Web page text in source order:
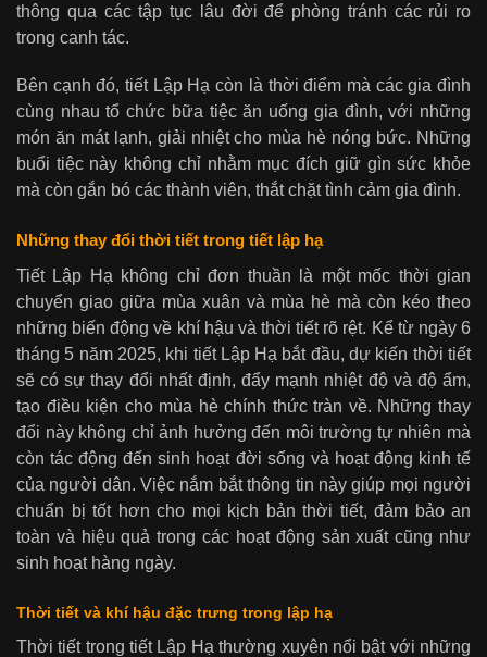
thông qua các tập tục lâu đời để phòng tránh các rủi ro
trong canh tác.
Bên cạnh đó, tiết Lập Hạ còn là thời điểm mà các gia đình
cùng nhau tổ chức bữa tiệc ăn uống gia đình, với những
món ăn mát lạnh, giải nhiệt cho mùa hè nóng bức. Những
buổi tiệc này không chỉ nhằm mục đích giữ gìn sức khỏe
mà còn gắn bó các thành viên, thắt chặt tình cảm gia đình.
Những thay đổi thời tiết trong tiết lập hạ
Tiết Lập Hạ không chỉ đơn thuần là một mốc thời gian
chuyển giao giữa mùa xuân và mùa hè mà còn kéo theo
những biến động về khí hậu và thời tiết rõ rệt. Kể từ ngày 6
tháng 5 năm 2025, khi tiết Lập Hạ bắt đầu, dự kiến thời tiết
sẽ có sự thay đổi nhất định, đẩy mạnh nhiệt độ và độ ẩm,
tạo điều kiện cho mùa hè chính thức tràn về. Những thay
đổi này không chỉ ảnh hưởng đến môi trường tự nhiên mà
còn tác động đến sinh hoạt đời sống và hoạt động kinh tế
của người dân. Việc nắm bắt thông tin này giúp mọi người
chuẩn bị tốt hơn cho mọi kịch bản thời tiết, đảm bảo an
toàn và hiệu quả trong các hoạt động sản xuất cũng như
sinh hoạt hàng ngày.
Thời tiết và khí hậu đặc trưng trong lập hạ
Thời tiết trong tiết Lập Hạ thường xuyên nổi bật với những